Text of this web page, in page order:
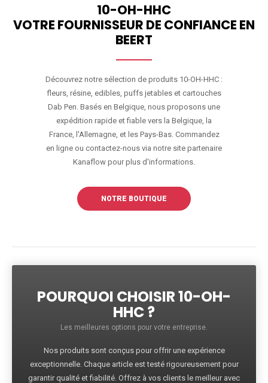
10-OH-HHC
VOTRE FOURNISSEUR DE CONFIANCE EN
BEERT
Découvrez notre sélection de produits 10-OH-HHC :
fleurs, résine, edibles, puffs jetables et cartouches
Dab Pen. Basés en Belgique, nous proposons une
expédition rapide et fiable vers la Belgique, la
France, l'Allemagne, et les Pays-Bas. Commandez
en ligne ou contactez-nous via notre site partenaire
Kanaflow pour plus d'informations.
NOTRE BOUTIQUE
POURQUOI CHOISIR 10-OH-
HHC ?
Les meilleures options pour votre entreprise.
Nos produits sont conçus pour offrir une expérience
exceptionnelle. Chaque article est testé rigoureusement pour
garantir qualité et fiabilité. Offrez à vos clients le meilleur avec